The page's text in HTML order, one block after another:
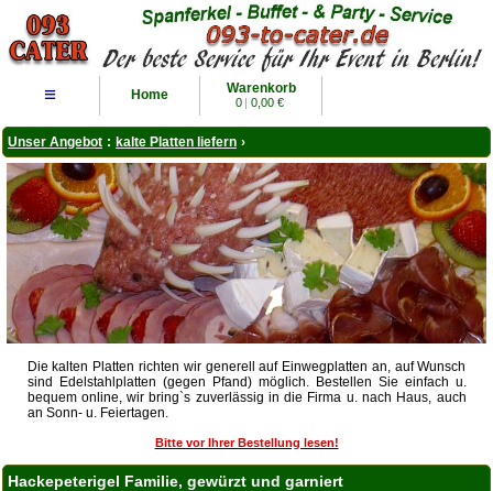
≡ Home Warenkorb
0 | 0,00 €
Unser Angebot : kalte Platten liefern ›
Die kalten Platten richten wir generell auf Einwegplatten an, auf Wunsch
sind Edelstahlplatten (gegen Pfand) möglich. Bestellen Sie einfach u.
bequem online, wir bring`s zuverlässig in die Firma u. nach Haus, auch
an Sonn- u. Feiertagen.
Bitte vor Ihrer Bestellung lesen!
Hackepeterigel Familie, gewürzt und garniert